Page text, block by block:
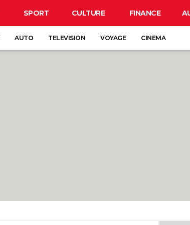
SPORT CULTURE FINANCE
AUTO TELEVISION VOYAGE CINEMA